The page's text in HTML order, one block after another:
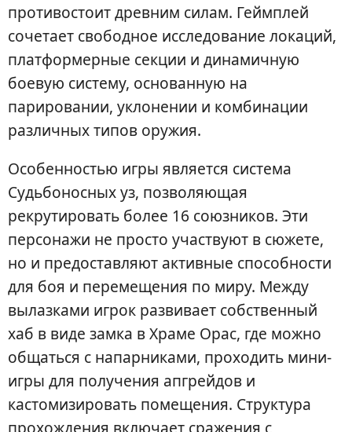
противостоит древним силам. Геймплей
сочетает свободное исследование локаций,
платформерные секции и динамичную
боевую систему, основанную на
парировании, уклонении и комбинации
различных типов оружия.
Особенностью игры является система
Судьбоносных уз, позволяющая
рекрутировать более 16 союзников. Эти
персонажи не просто участвуют в сюжете,
но и предоставляют активные способности
для боя и перемещения по миру. Между
вылазками игрок развивает собственный
хаб в виде замка в Храме Орас, где можно
общаться с напарниками, проходить мини-
игры для получения апгрейдов и
кастомизировать помещения. Структура